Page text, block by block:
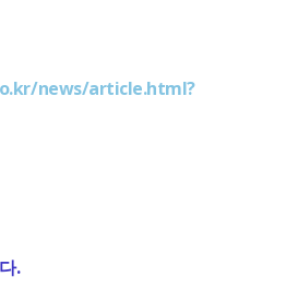
news/article.html?
.